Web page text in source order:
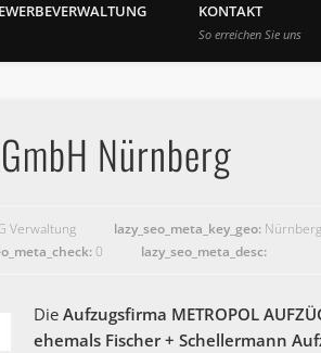
KONTAKT
So erreichen Sie uns
Nürnberg
Verwaltung lazy_seo_meta_key_geo: Nürnberg
0 lazy_seo_meta_desc:
Die Aufzugsfirma METROPOL
ehemals Fischer + Schellermann